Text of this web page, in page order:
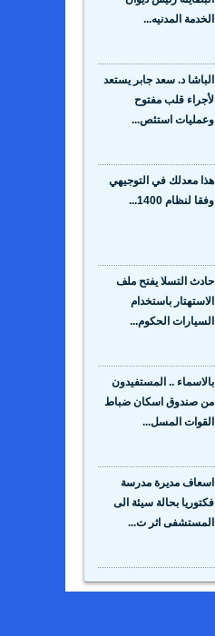
الخدمة المدنيه...
الباشا د. سعد جابر يستعد
لأجراء قلب مفتوح
وعمليات استئص...
هذا معدلك في التوجيهي
وفقا لنظام 1400...
حادث التسلا يفتح ملف
الاستهتار باستخدام
السيارات الحكوم...
بالاسماء .. المستفيدون
من صندوق اسكان ضباط
القوات المسل...
اسعاف مديرة مدرسة
فكتوريا بحالة سيئة الى
المستشفى اثر ت...